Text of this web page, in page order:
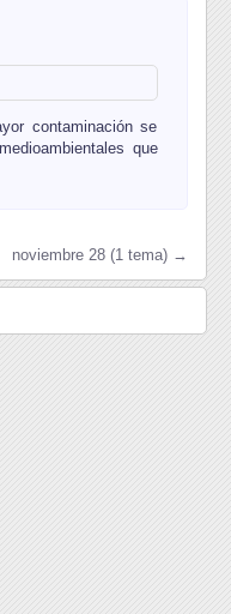
contaminación se
que
noviembre 28 (1 tema) →